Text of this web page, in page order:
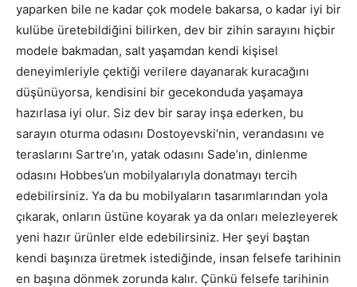
yaparken bile ne kadar çok modele bakarsa, o kadar iyi bir
kulübe üretebildiğini bilirken, dev bir zihin sarayını hiçbir
modele bakmadan, salt yaşamdan kendi kişisel
deneyimleriyle çektiği verilere dayanarak kuracağını
düşünüyorsa, kendisini bir gecekonduda yaşamaya
hazırlasa iyi olur. Siz dev bir saray inşa ederken, bu
sarayın oturma odasını Dostoyevski’nin, verandasını ve
teraslarını Sartre’ın, yatak odasını Sade’ın, dinlenme
odasını Hobbes’un mobilyalarıyla donatmayı tercih
edebilirsiniz. Ya da bu mobilyaların tasarımlarından yola
çıkarak, onların üstüne koyarak ya da onları melezleyerek
yeni hazır ürünler elde edebilirsiniz. Her şeyi baştan
kendi başınıza üretmek istediğinde, insan felsefe tarihinin
en başına dönmek zorunda kalır. Çünkü felsefe tarihinin